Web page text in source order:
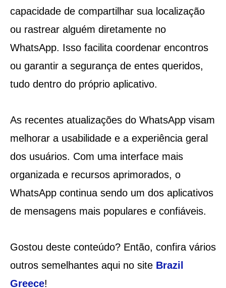
capacidade de compartilhar sua localização
ou rastrear alguém diretamente no
WhatsApp. Isso facilita coordenar encontros
ou garantir a segurança de entes queridos,
tudo dentro do próprio aplicativo.
As recentes atualizações do WhatsApp visam
melhorar a usabilidade e a experiência geral
dos usuários. Com uma interface mais
organizada e recursos aprimorados, o
WhatsApp continua sendo um dos aplicativos
de mensagens mais populares e confiáveis.
Gostou deste conteúdo? Então, confira vários
outros semelhantes aqui no site Brazil
Greece!